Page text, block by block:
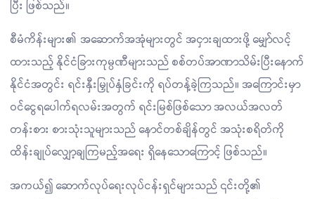
ပြီး ဖြစ်သည်။
စီမံကိန်းများ၏ အဆောက်အအုံများတွင် အငှားချထားဖို့ မျှော်လင့်
ထားသည့် နိုင်ငံခြားကုမ္ပဏီများသည် စစ်တပ်အာဏာသိမ်းပြီးနောက်
နိုင်ငံအတွင်း ရင်းနှီးမြှုပ်နှံခြင်းကို ရပ်တန့်ခဲ့ကြသည်။ အကြောင်းမှာ
ဝင်ငွေရပေါက်ရလမ်းအတွက် ရင်းမြစ်ဖြစ်သော အလယ်အလတ်
တန်းစား စားသုံးသူများသည် နောင်တစ်ချိန်တွင် အသုံးစရိတ်ကို
ထိန်းချုပ်‌လျှော့ချကြမည့်အရေး ရှိနေသောကြောင့် ဖြစ်သည်။
အကယ်၍ ဆောက်လုပ်ရေးလုပ်ငန်းရှင်များသည် ၎င်းတို့၏